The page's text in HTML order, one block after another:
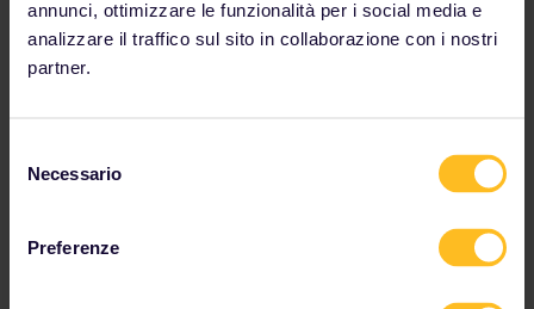
annunci, ottimizzare le funzionalità per i social media e
analizzare il traffico sul sito in collaborazione con i nostri
partner.
delNecessario
Preferenze
Pass Interrail Grecia
✔ Treni illimitati ogni giorno di viaggio
Prezzi da